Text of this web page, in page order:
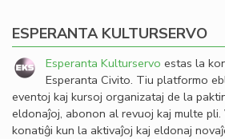
ESPERANTA KULTURSERVO
Esperanta Kulturservo estas la
Esperanta Civito. Tiu platformo
eventoj kaj kursoj organizataj de la
eldonaĵoj, abonon al revuoj kaj multe
konatiĝi kun la aktivaĵoj kaj eldonaj